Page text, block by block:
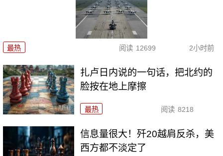
最热 阅读 12699 2小时前
扎卢日内说的一句话，把北约的
脸按在地上摩擦
最热 阅读 8218
信息量很大！歼20越肩反杀，美
西方都不淡定了